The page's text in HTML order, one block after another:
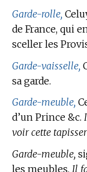
Garde-rolle,
de France, qui
sceller les
Garde-vaisselle,
sa garde.
Garde-meuble,
d’un Prince &c.
voir cette
Garde-meuble,
les meubles. Il